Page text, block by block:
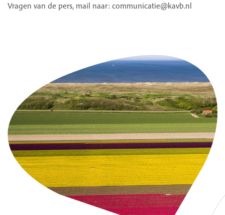
Vragen van de pers, mail naar: communicatie@kavb.nl